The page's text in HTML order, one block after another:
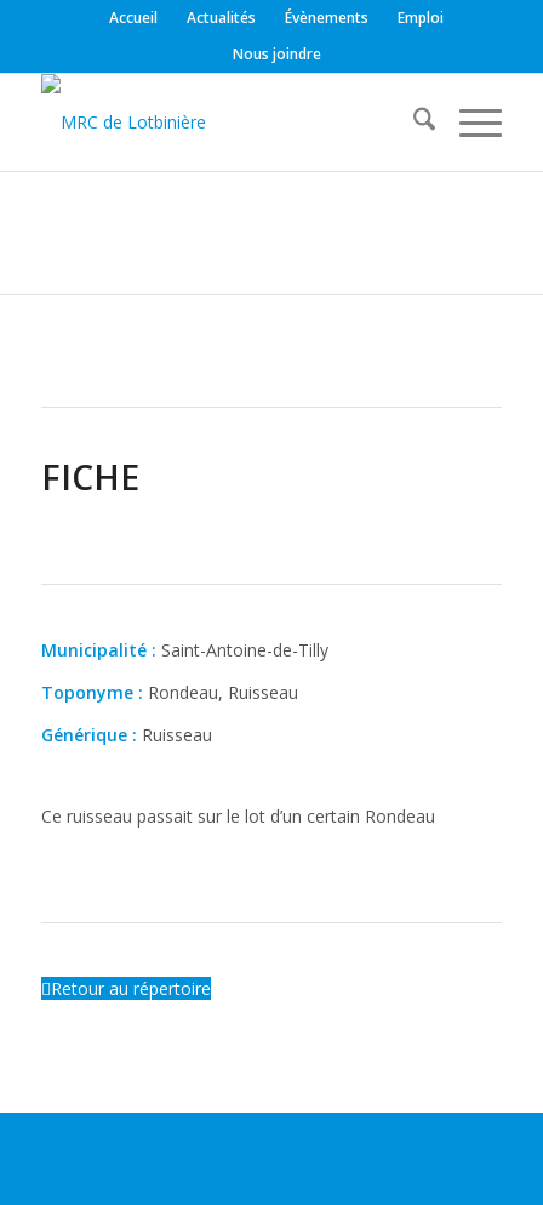
Accueil Actualités Évènements
Emploi
Nous joindre
FICHE
Municipalité : Saint-Antoine-de-Tilly
Toponyme : Rondeau, Ruisseau
Générique : Ruisseau
Ce ruisseau passait sur le lot d’un certain Rondeau
Retour au répertoire